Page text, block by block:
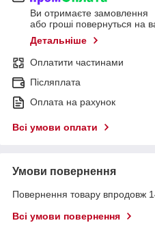
Ви отримаєте замовлення
або гроші повернуться на
Детальніше
Оплатити частинами
Післяплата
Оплата на рахунок
Всі умови оплати
Умови повернення
Повернення товару впродовж
Всі умови повернення